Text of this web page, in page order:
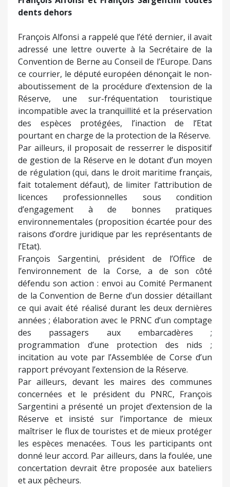
dents dehors
François Alfonsi a rappelé que l’été dernier, il avait
adressé une lettre ouverte à la Secrétaire de la
Convention de Berne au Conseil de l’Europe. Dans
ce courrier, le député européen dénonçait le non-
aboutissement de la procédure d’extension de la
Réserve, une sur-fréquentation touristique
incompatible avec la tranquillité et la préservation
des espèces protégées, l’inaction de l’Etat
pourtant en charge de la protection de la Réserve.
Par ailleurs, il proposait de resserrer le dispositif
de gestion de la Réserve en le dotant d’un moyen
de régulation (qui, dans le droit maritime français,
fait totalement défaut), de limiter l’attribution de
licences professionnelles sous condition
d’engagement à de bonnes pratiques
environnementales (proposition écartée pour des
raisons d’ordre juridique par les représentants de
l’Etat).
François Sargentini, président de l’Office de
l’environnement de la Corse, a de son côté
défendu son action : envoi au Comité Permanent
de la Convention de Berne d’un dossier détaillant
ce qui avait été réalisé durant les deux dernières
années ; élaboration avec le PRNC d’un comptage
des passagers aux embarcadères ;
programmation d’une protection des nids ;
incitation au vote par l’Assemblée de Corse d’un
rapport prévoyant l’extension de la Réserve.
Par ailleurs, devant les maires des communes
concernées et le président du PNRC, François
Sargentini a présenté un projet d’extension de la
Réserve et insisté sur l’importance de mieux
maîtriser le flux de touristes et de mieux protéger
les espèces menacées. Tous les participants ont
donné leur accord. Par ailleurs, dans la foulée, une
concertation devrait être proposée aux bateliers
et aux pêcheurs.